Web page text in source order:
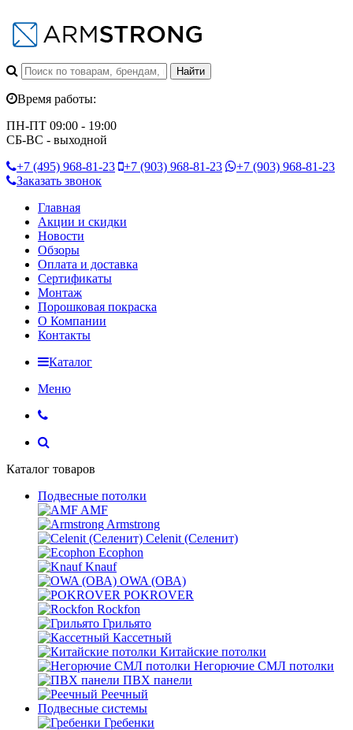
Время работы:
ПН-ПТ 09:00 - 19:00
СБ-ВС - выходной
+7 (495) 968-81-23 +7 (903) 968-81-23 +7 (903) 968-81-23
Заказать звонок
Главная
Акции и скидки
Новости
Обзоры
Оплата и доставка
Сертификаты
Монтаж
Порошковая покраска
О Компании
Контакты
Каталог
Меню
Каталог товаров
Подвесные потолки
AMF
Armstrong
Celenit (Селенит)
Ecophon
Knauf
OWA (ОВА)
POKROVER
Rockfon
Грильято
Кассетный
Китайские потолки
Негорючие СМЛ потолки
ПВХ панели
Реечный
Подвесные системы
Гребенки